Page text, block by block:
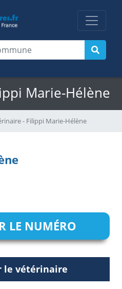
Marie-Hélène
- Filippi Marie-Hélène
LE NUMÉRO
le vétérinaire